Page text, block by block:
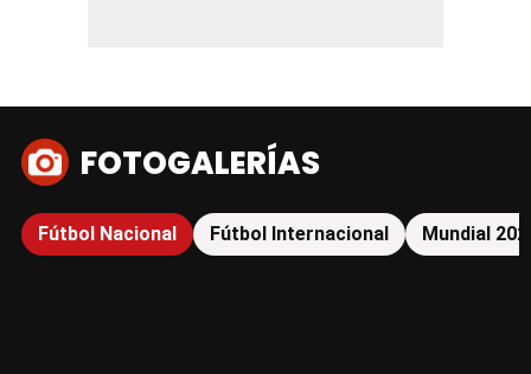
FOTOGALERÍAS
Fútbol Nacional Fútbol Internacional Mundial